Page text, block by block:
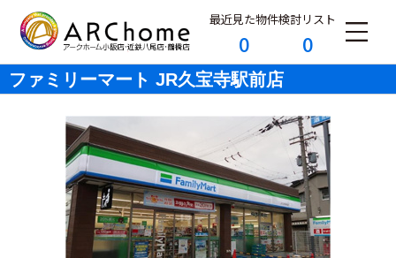
最近見た物件
0
検討リスト
0
ファミリーマート JR久宝寺駅前店